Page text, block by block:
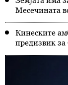
Месечината
Кинеските
предизвик